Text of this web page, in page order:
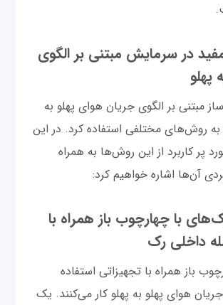
در سرمایش مبتنی بر الگوی
پهلو
مبتنی بر الگوی جریان هوای پهلو به
به روش‌های مختلفی استفاده کرد. در این
پر کاربرد از این روش‌ها به همراه
آن‌ها اشاره خواهیم کرد:
با چهارچوب باز همراه با
داخلی رک
باز همراه با تجهیزاتی استفاده
هوای پهلو به پهلو کار می‌کنند. یک